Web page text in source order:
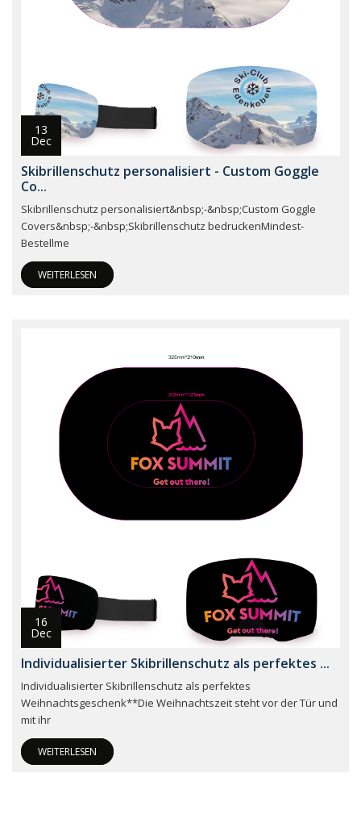
13
Dec
Skibrillenschutz personalisiert - Custom Goggle
Co...
Skibrillenschutz personalisiert&nbsp;-&nbsp;Custom Goggle
Covers&nbsp;-&nbsp;Skibrillenschutz bedruckenMindest-
Bestellme
WEITERLESEN
16
Dec
Individualisierter Skibrillenschutz als perfektes ...
Individualisierter Skibrillenschutz als perfektes
Weihnachtsgeschenk**Die Weihnachtszeit steht vor der Tür und
mit ihr
WEITERLESEN